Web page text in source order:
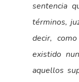
sentencia
términos,
decir,
existido
aquellos